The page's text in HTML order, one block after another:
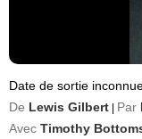
Date de sortie
De Lewis Gilbert Par
Avec Timothy